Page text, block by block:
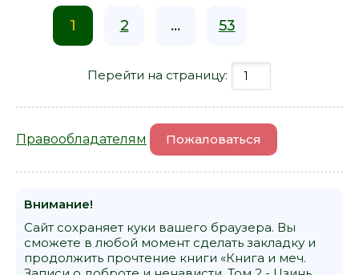
1 2 ... 53
Перейти на страницу:
Правообладателям Пожаловаться
Внимание!
Сайт сохраняет куки вашего браузера. Вы
сможете в любой момент сделать закладку и
продолжить прочтение книги «Книга и меч.